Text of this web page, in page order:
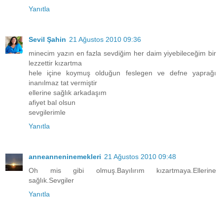
Yanıtla
Sevil Şahin 21 Ağustos 2010 09:36
minecim yazın en fazla sevdiğim her daim yiyebileceğim bir
lezzettir kızartma
hele içine koymuş olduğun feslegen ve defne yaprağı
inanılmaz tat vermiştir
ellerine sağlık arkadaşım
afiyet bal olsun
sevgilerimle
Yanıtla
anneanneninemekleri 21 Ağustos 2010 09:48
Oh mis gibi olmuş.Bayılırım kızartmaya.Ellerine
sağlık.Sevgiler
Yanıtla